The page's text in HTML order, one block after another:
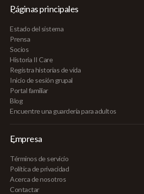
Páginas principales
Estado del sistema
Prensa
Socios
Historia II Care
Registra historias de vida
Inicio de sesión grupal
Portal familiar
Blog
Encuentre una guardería para adultos
Empresa
Términos de servicio
Política de privacidad
Acerca de nosotros
Contactar